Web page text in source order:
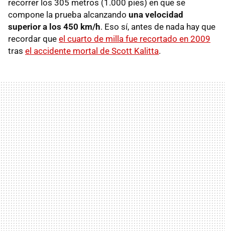
recorrer los 305 metros (1.000 pies) en que se
compone la prueba alcanzando una velocidad
superior a los 450 km/h. Eso sí, antes de nada hay que
recordar que el cuarto de milla fue recortado en 2009
tras el accidente mortal de Scott Kalitta.